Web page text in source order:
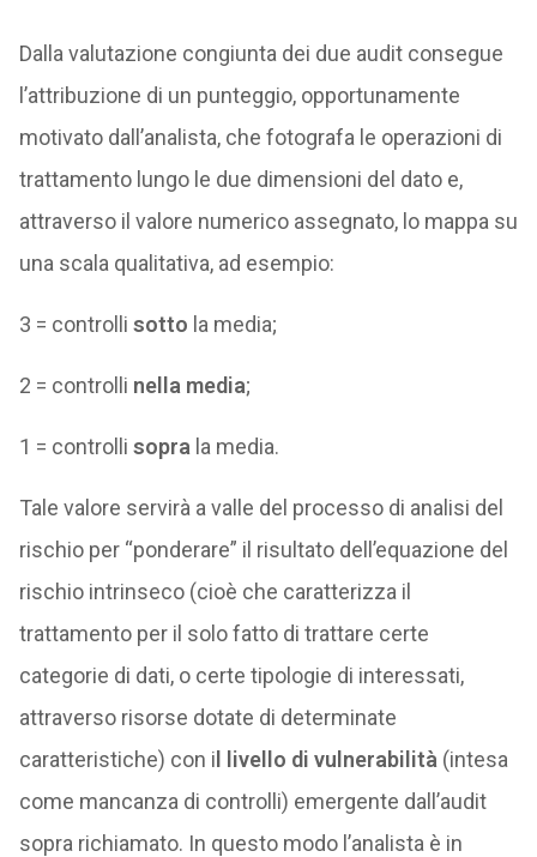
Dalla valutazione congiunta dei due audit consegue
l’attribuzione di un punteggio, opportunamente
motivato dall’analista, che fotografa le operazioni di
trattamento lungo le due dimensioni del dato e,
attraverso il valore numerico assegnato, lo mappa su
una scala qualitativa, ad esempio:
3 = controlli sotto la media;
2 = controlli nella media;
1 = controlli sopra la media.
Tale valore servirà a valle del processo di analisi del
rischio per “ponderare” il risultato dell’equazione del
rischio intrinseco (cioè che caratterizza il
trattamento per il solo fatto di trattare certe
categorie di dati, o certe tipologie di interessati,
attraverso risorse dotate di determinate
caratteristiche) con i l livello di vulnerabilità (intesa
come mancanza di controlli) emergente dall’audit
sopra richiamato. In questo modo l’analista è in